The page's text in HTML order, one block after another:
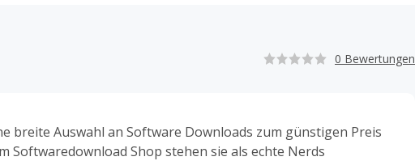
0 Bewertungen
breite Auswahl an Software Downloads zum günstigen Preis
Softwaredownload Shop stehen sie als echte Nerds